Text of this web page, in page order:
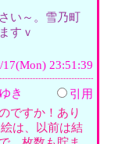
い～。雪乃町
すｖ
23:51:39
き
引用
ですか！あり
は、以前は結